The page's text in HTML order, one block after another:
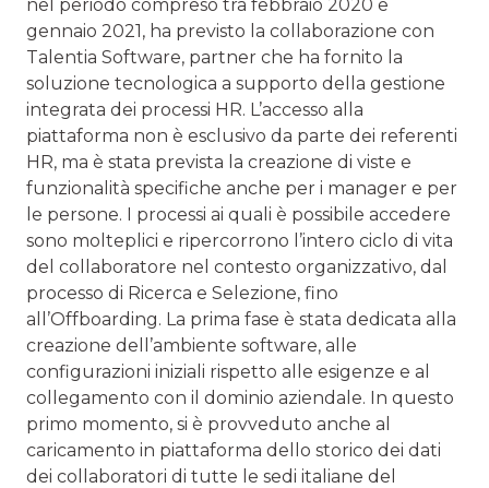
nel perio­do compreso tra febbraio 2020 e
gennaio 2021, ha previsto la collaborazione con
Talentia Software, partner che ha fornito la
soluzione tecnologica a supporto della gestione
integrata dei processi HR. L’accesso alla
piattaforma non è esclusivo da parte dei referenti
HR, ma è stata prevista la creazione di viste e
funzionalità specifiche anche per i manager e per
le persone. I processi ai quali è possibile ac­cedere
sono molteplici e ripercorrono l’intero ciclo di vita
del collaboratore nel contesto organizzativo, dal
processo di Ricerca e Selezione, fino
all’Offboarding. La prima fase è stata dedicata alla
creazione dell’ambiente software, alle
configurazioni iniziali rispetto alle esigenze e al
collega­mento con il dominio aziendale. In questo
primo momento, si è provveduto anche al
caricamento in piattaforma dello storico dei dati
dei collaboratori di tutte le sedi italiane del